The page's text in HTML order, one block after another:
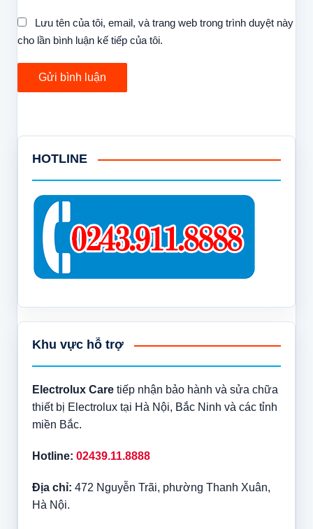
Lưu tên của tôi, email, và trang web trong trình duyệt này
cho lần bình luận kế tiếp của tôi.
HOTLINE
Khu vực hỗ trợ
Electrolux Caretiếp nhận bảo hành và sửa chữa
thiết bị Electrolux tại Hà Nội, Bắc Ninh và các tỉnh
miền Bắc.
Hotline: 02439.11.8888
Địa chỉ: 472 Nguyễn Trãi, phường Thanh Xuân,
Hà Nội.